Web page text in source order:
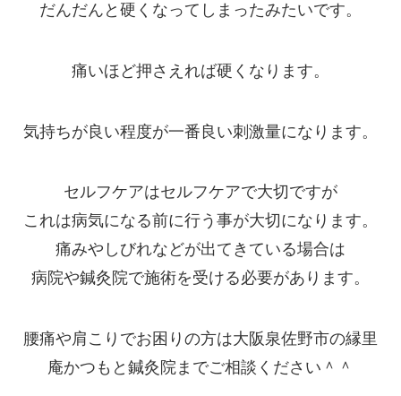
だんだんと硬くなってしまったみたいです。
痛いほど押さえれば硬くなります。
気持ちが良い程度が一番良い刺激量になります。
セルフケアはセルフケアで大切ですが
これは病気になる前に行う事が大切になります。
痛みやしびれなどが出てきている場合は
病院や鍼灸院で施術を受ける必要があります。
腰痛や肩こりでお困りの方は大阪泉佐野市の縁里
庵かつもと鍼灸院までご相談ください＾＾